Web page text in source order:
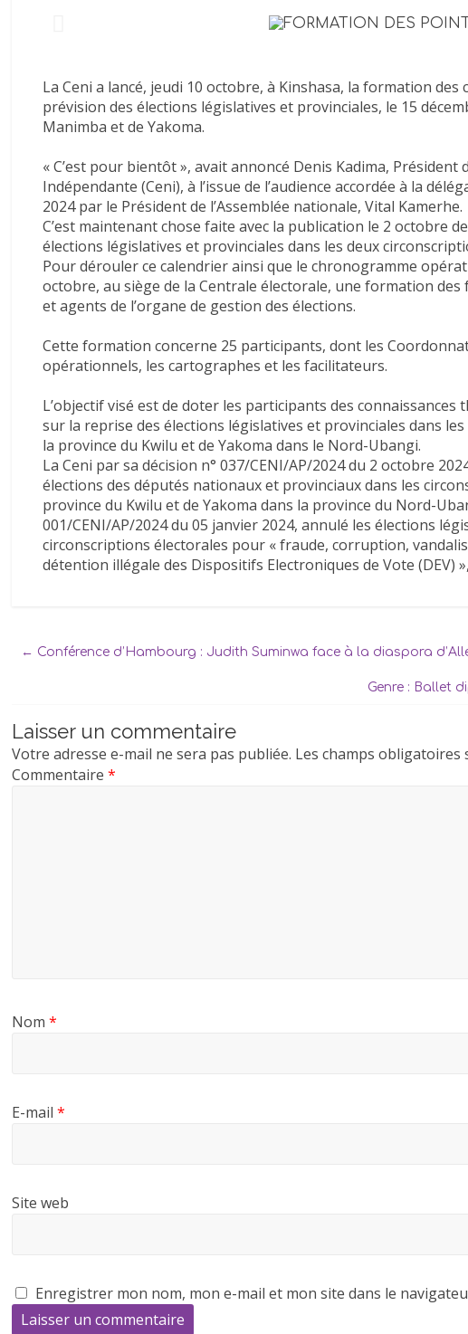
La Ceni a lancé, jeudi 10 octobre, à Kinshasa, la formation
prévision des élections législatives et provinciales, le 15
Manimba et de Yakoma.
« C’est pour bientôt », avait annoncé Denis Kadima,
Indépendante (Ceni), à l’issue de l’audience accordée à la
2024 par le Président de l’Assemblée nationale, Vital Kamerhe.
C’est maintenant chose faite avec la publication le 2 octobre
élections législatives et provinciales dans les deux
Pour dérouler ce calendrier ainsi que le chronogramme
octobre, au siège de la Centrale électorale, une formation
et agents de l’organe de gestion des élections.
Cette formation concerne 25 participants, dont les
opérationnels, les cartographes et les facilitateurs.
L’objectif visé est de doter les participants des
sur la reprise des élections législatives et provinciales dans
la province du Kwilu et de Yakoma dans le Nord-Ubangi.
La Ceni par sa décision n° 037/CENI/AP/2024 du 2 octobre
élections des députés nationaux et provinciaux dans les
province du Kwilu et de Yakoma dans la province du Nord-
001/CENI/AP/2024 du 05 janvier 2024, annulé les élections
circonscriptions électorales pour « fraude, corruption,
détention illégale des Dispositifs Electroniques de Vote (DEV)
← Conférence d’Hambourg : Judith Suminwa face à la diaspora
Genre : Ballet
Laisser un commentaire
Votre adresse e-mail ne sera pas publiée. Les champs
Commentaire*
Nom*
E-mail*
Site web
Enregistrer mon nom, mon e-mail et mon site dans le